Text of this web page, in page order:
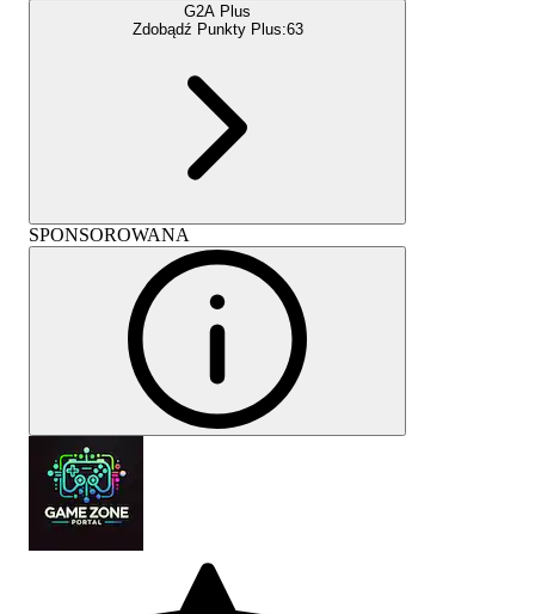
G2A Plus
Zdobądź Punkty Plus:63
SPONSOROWANA